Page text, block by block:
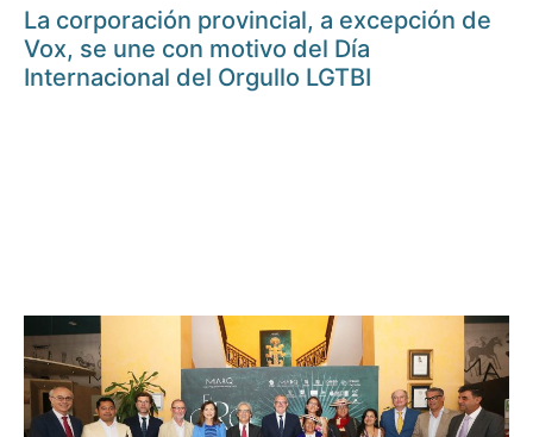
La corporación provincial, a excepción de
Vox, se une con motivo del Día
Internacional del Orgullo LGTBI